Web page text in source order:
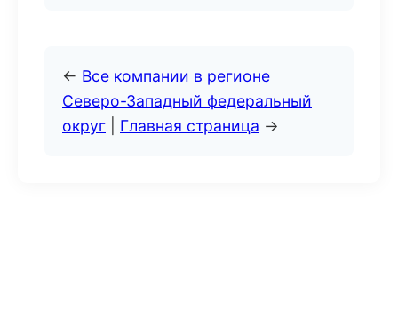
← Все компании в регионе
Северо-Западный федеральный
округ
Главная страница →